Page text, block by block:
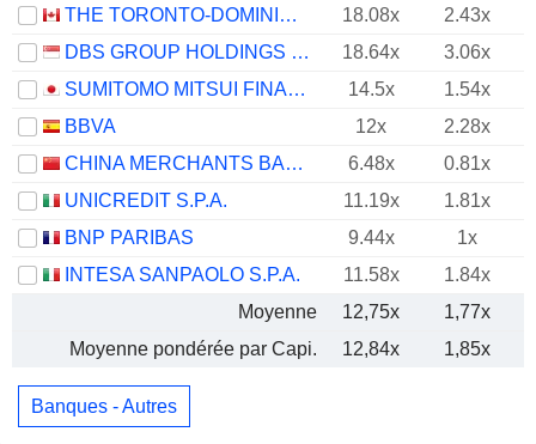
THE TORONTO-DOMINION BANK
18.08x
2.43x
DBS GROUP HOLDINGS LTD
18.64x
3.06x
SUMITOMO MITSUI FINANCIAL GROUP, INC.
14.5x
1.54x
BBVA
12x
2.28x
CHINA MERCHANTS BANK CO., LTD.
6.48x
0.81x
UNICREDIT S.P.A.
11.19x
1.81x
BNP PARIBAS
9.44x
1x
INTESA SANPAOLO S.P.A.
11.58x
1.84x
Moyenne
12,75x
1,77x
Moyenne pondérée par Capi.
12,84x 1,85x
Banques - Autres